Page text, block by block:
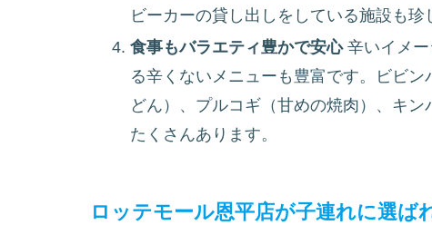
ビーカーの貸し出しをしている施設も珍
食事もバラエティ豊かで安心辛いイメー
る辛くないメニューも豊富です。ビビ
どん）、プルコギ（甘めの焼肉）、キ
たくさんあります。
ロッテモール恩平店が子連れに選ば